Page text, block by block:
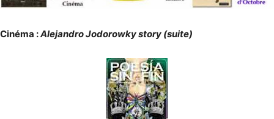
Cinéma :Alejandro Jodorowky story (suite)